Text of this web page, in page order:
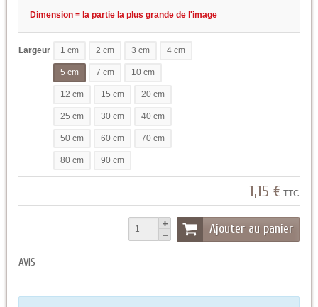
Dimension = la partie la plus grande de l'image
Largeur 1 cm 2 cm 3 cm 4 cm
5 cm 7 cm 10 cm
12 cm 15 cm 20 cm
25 cm 30 cm 40 cm
50 cm 60 cm 70 cm
80 cm 90 cm
1,15 € TTC
Ajouter au panier
AVIS